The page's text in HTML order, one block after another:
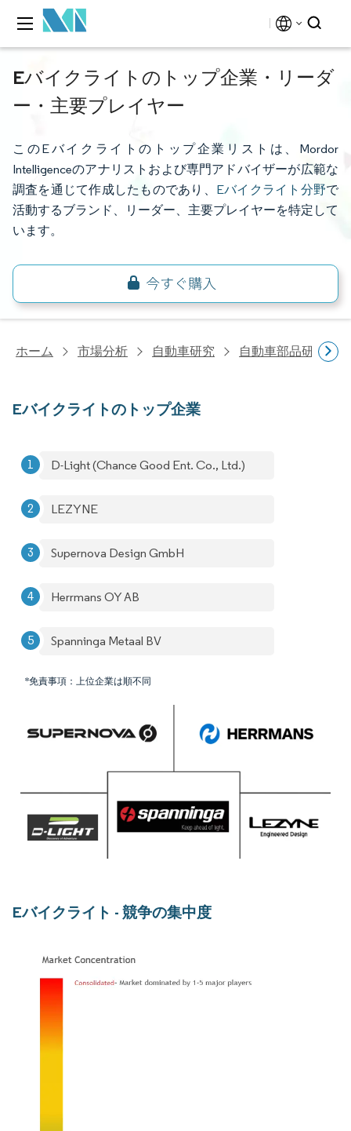
Eバイクライトのトップ企業・リーダ
ー・主要プレイヤー
このEバイクライトのトップ企業リストは、Mordor
Intelligenceのアナリストおよび専門アドバイザーが広範な
調査を通じて作成したものであり、 Eバイクライト分野で
活動するブランド、リーダー、主要プレイヤーを特定して
います。
ホーム 市場分析 自動車研究 自動車部品研究
Eバイクライトのトップ企業
D-Light (Chance Good Ent. Co., Ltd.)
LEZYNE
Supernova Design GmbH
Herrmans OY AB
Spanninga Metaal BV
*免責事項：上位企業は順不同
Eバイクライト - 競争の集中度